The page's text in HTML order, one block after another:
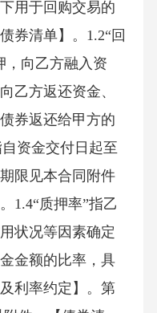
用于回购交易的
券清单】。1.2“回
，向乙方融入资
乙方返还资金、
券返还给甲方的
资金交付日起至
限见本合同附件
1.4“质押率”指乙
状况等因素确定
金额的比率，具
利率约定】。第